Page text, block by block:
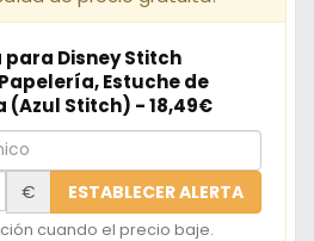
Disney Stitch
Estuche de
(Azul Stitch) - 18,49€
€ ESTABLECER ALERTA
cuando el precio baje.